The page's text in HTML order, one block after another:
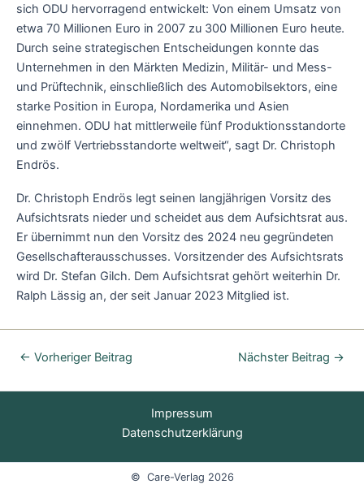
sich ODU hervorragend entwickelt: Von einem Umsatz von
etwa 70 Millionen Euro in 2007 zu 300 Millionen Euro heute.
Durch seine strategischen Entscheidungen konnte das
Unternehmen in den Märkten Medizin, Militär- und Mess-
und Prüftechnik, einschließlich des Automobilsektors, eine
starke Position in Europa, Nordamerika und Asien
einnehmen. ODU hat mittlerweile fünf Produktionsstandorte
und zwölf Vertriebsstandorte weltweit“, sagt Dr. Christoph
Endrös.
Dr. Christoph Endrös legt seinen langjährigen Vorsitz des
Aufsichtsrats nieder und scheidet aus dem Aufsichtsrat aus.
Er übernimmt nun den Vorsitz des 2024 neu gegründeten
Gesellschafterausschusses. Vorsitzender des Aufsichtsrats
wird Dr. Stefan Gilch. Dem Aufsichtsrat gehört weiterhin Dr.
Ralph Lässig an, der seit Januar 2023 Mitglied ist.
← Vorheriger Beitrag Nächster Beitrag →
Impressum
Datenschutzerklärung
© Care-Verlag 2026